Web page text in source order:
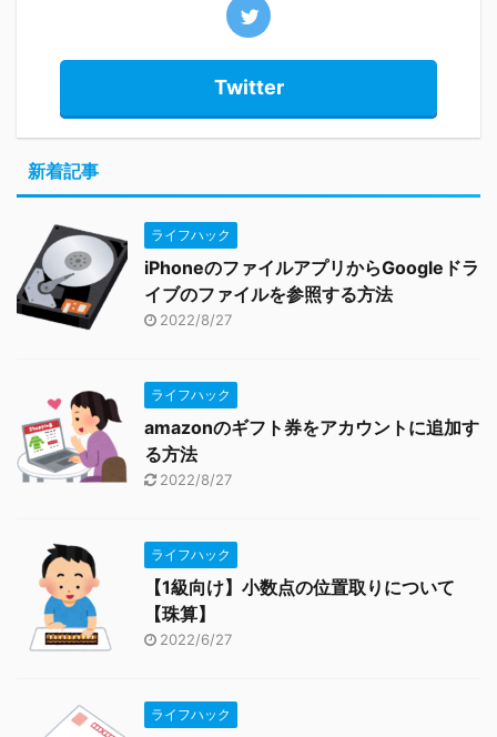
Twitter
新着記事
ライフハック
iPhoneのファイルアプリからGoogleドラ
イブのファイルを参照する方法
2022/8/27
ライフハック
amazonのギフト券をアカウントに追加す
る方法
2022/8/27
ライフハック
【1級向け】小数点の位置取りについて
【珠算】
2022/6/27
ライフハック